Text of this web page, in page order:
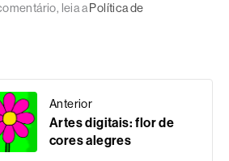
leia a Política de
Anterior
Artes digitais: flor de
cores alegres